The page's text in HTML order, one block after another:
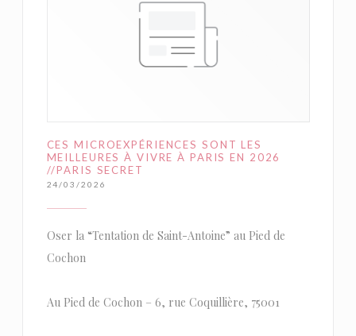
CES MICROEXPÉRIENCES SONT LES
MEILLEURES À VIVRE À PARIS EN 2026
//PARIS SECRET
24/03/2026
Oser la “Tentation de Saint-Antoine” au Pied de
Cochon
Au Pied de Cochon – 6, rue Coquillière, 75001